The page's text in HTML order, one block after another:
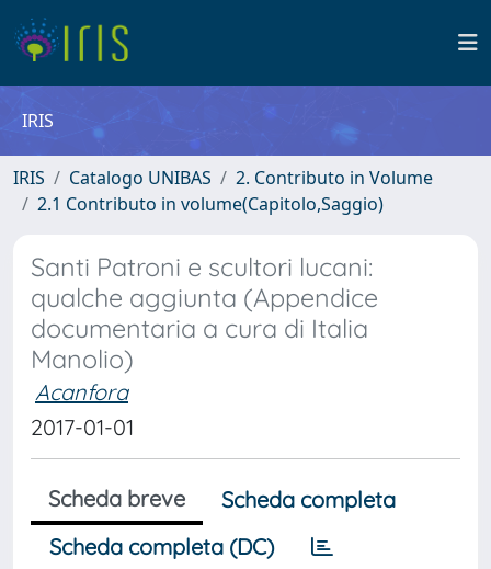
IRIS
IRIS Catalogo UNIBAS
2. Contributo in Volume
2.1 Contributo in volume(Capitolo,Saggio)
Santi Patroni e scultori lucani:
qualche aggiunta (Appendice
documentaria a cura di Italia
Manolio)
Acanfora
2017-01-01
Scheda breve
Scheda completa
Scheda completa (DC)